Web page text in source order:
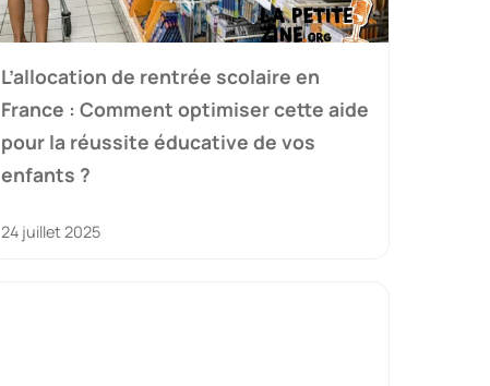
L’allocation de rentrée scolaire en
France : Comment optimiser cette aide
pour la réussite éducative de vos
enfants ?
24 juillet 2025